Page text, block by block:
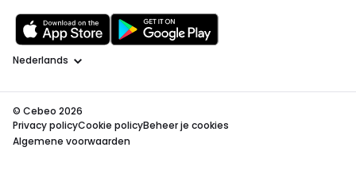
Taal
© Cebeo 2026
Privacy policyCookie policyBeheer je cookies
Algemene voorwaarden